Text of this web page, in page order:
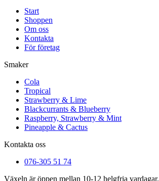
Start
Shoppen
Om oss
Kontakta
För företag
Smaker
Cola
Tropical
Strawberry & Lime
Blackcurrants & Blueberry
Raspberry, Strawberry & Mint
Pineapple & Cactus
Kontakta oss
076-305 51 74
Växeln är öppen mellan 10-12 helgfria vardagar.